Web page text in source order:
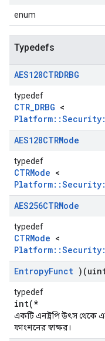
enum
Typedefs
AES128CTRDRBG
typedef
CTR_DRBG <
AES128CTRMode
typedef
CTRMode <
AES256CTRMode
typedef
CTRMode <
EntropyFunct
typedef
int(*
একটি এনট্রপি উৎস থেকে
ফাংশনের স্বাক্ষর।